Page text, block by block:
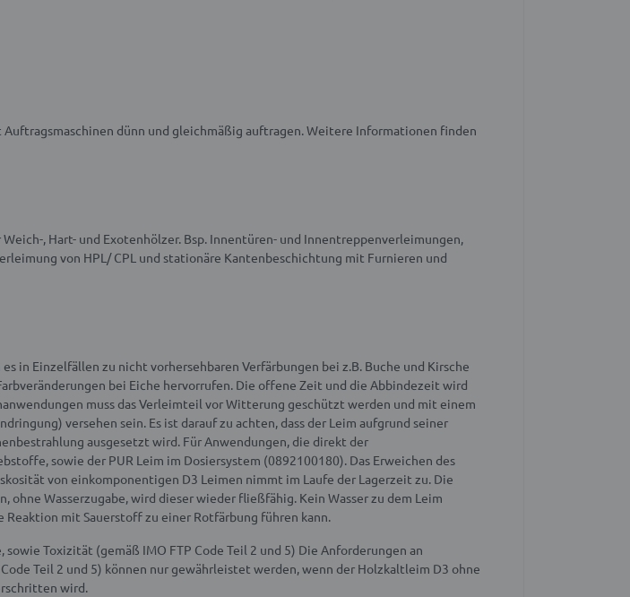
dünn und gleichmäßig auftragen. Weitere Informationen finden
, Hart- und Exotenhölzer. Bsp. Innentüren- und Innentreppenverleimungen,
von HPL/ CPL und stationäre Kantenbeschichtung mit Furnieren und
in Einzelfällen zu nicht vorhersehbaren Verfärbungen bei z.B. Buche und Kirsche
bei Eiche hervorrufen. Die offene Zeit und die Abbindezeit wird
muss das Verleimteil vor Witterung geschützt werden und mit einem
versehen sein. Es ist darauf zu achten, dass der Leim aufgrund seiner
ausgesetzt wird. Für Anwendungen, die direkt der
sowie der PUR Leim im Dosiersystem (0892100180). Das Erweichen des
von einkomponentigen D3 Leimen nimmt im Laufe der Lagerzeit zu. Die
Wasserzugabe, wird dieser wieder fließfähig. Kein Wasser zu dem Leim
mit Sauerstoff zu einer Rotfärbung führen kann.
Toxizität (gemäß IMO FTP Code Teil 2 und 5) Die Anforderungen an
Teil 2 und 5) können nur gewährleistet werden, wenn der Holzkaltleim D3 ohne
wird.